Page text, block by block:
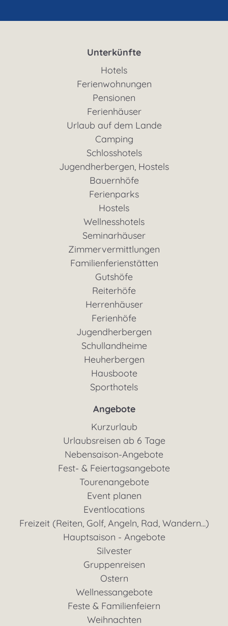
Unterkünfte
Hotels
Ferienwohnungen
Pensionen
Ferienhäuser
Urlaub auf dem Lande
Camping
Schlosshotels
Jugendherbergen, Hostels
Bauernhöfe
Ferienparks
Hostels
Wellnesshotels
Seminarhäuser
Zimmervermittlungen
Familienferienstätten
Gutshöfe
Reiterhöfe
Herrenhäuser
Ferienhöfe
Jugendherbergen
Schullandheime
Heuherbergen
Hausboote
Sporthotels
Angebote
Kurzurlaub
Urlaubsreisen ab 6 Tage
Nebensaison-Angebote
Fest- & Feiertagsangebote
Tourenangebote
Event planen
Eventlocations
Freizeit (Reiten, Golf, Angeln, Rad, Wandern...)
Hauptsaison - Angebote
Silvester
Gruppenreisen
Ostern
Wellnessangebote
Feste & Familienfeiern
Weihnachten